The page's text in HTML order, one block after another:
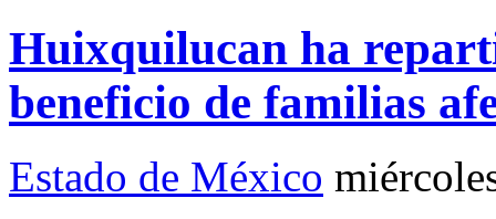
Huixquilucan ha
beneficio de familias
Estado de México